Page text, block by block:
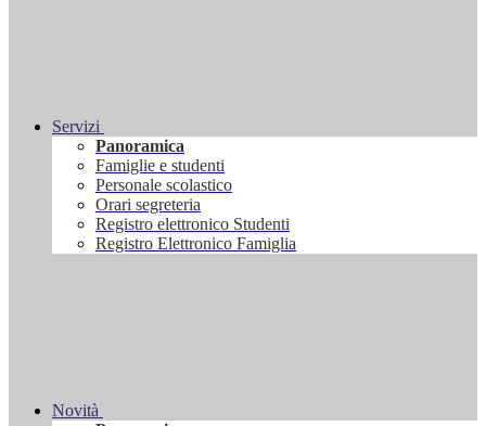
Servizi
Panoramica
Famiglie e studenti
Personale scolastico
Orari segreteria
Registro elettronico Studenti
Registro Elettronico Famiglia
Novità